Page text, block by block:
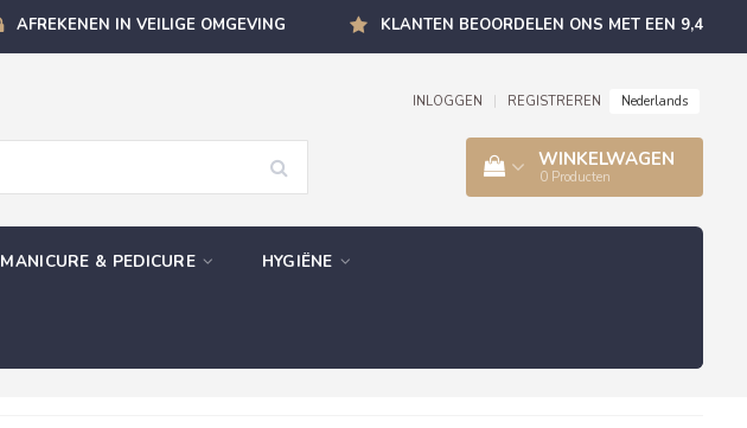
AFREKENEN IN VEILIGE OMGEVING KLANTEN BEOORDELEN ONS MET EEN 9,4
INLOGGEN REGISTREREN Nederlands
WINKELWAGEN
0 Producten
MANICURE & PEDICURE HYGIËNE